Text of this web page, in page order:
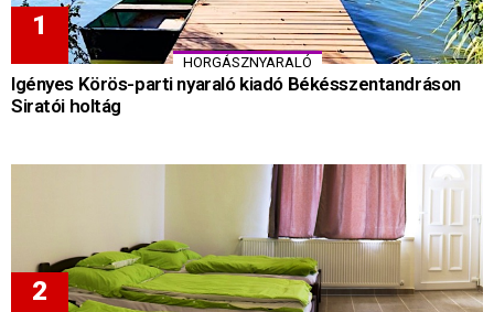
HORGÁSZNYARALÓ
Igényes Körös-parti nyaraló kiadó Békésszentandráson
Siratói holtág